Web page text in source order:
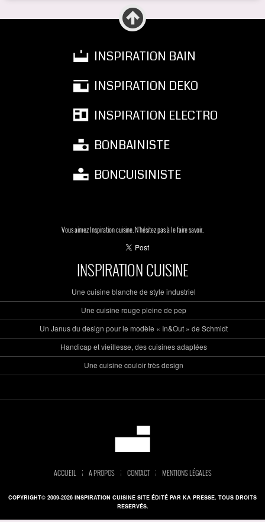
INSPIRATION BAIN
INSPIRATION DEKO
INSPIRATION ELECTRO
BONBAINISTE
BONCUISINISTE
Vous aimez Inspiration cuisine. N'hésitez pas à le faire savoir.
INSPIRATION CUISINE
Une cuisine blanche de style industriel
Une cuisine rouge pleine de pep
Un Janus du design pour le modèle « In&Out » de Schmidt
Handicap et vieillesse, des cuisines adaptées
Une cuisine couloir très design
ACCUEIL A PROPOS CONTACT MENTIONS LÉGALES
COPYRIGHT© 2009-2026 INSPIRATION CUISINE SITE ÉDITÉ PAR KA PRESSE. TOUS DROITS
RESERVÉS.